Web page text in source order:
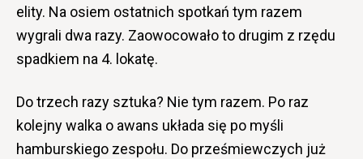
elity. Na osiem ostatnich spotkań tym razem
wygrali dwa razy. Zaowocowało to drugim z rzędu
spadkiem na 4. lokatę.
Do trzech razy sztuka? Nie tym razem. Po raz
kolejny walka o awans układa się po myśli
hamburskiego zespołu. Do prześmiewczych już